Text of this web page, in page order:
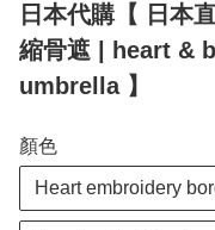
日本代購【 日本
縮骨遮 | heart &
umbrella 】
顏色
Heart embroidery